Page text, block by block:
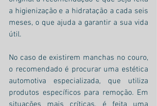
a higienização e a hidratação a cada seis
meses, o que ajuda a garantir a sua vida
útil.
No caso de existirem manchas no couro,
o recomendado é procurar uma estética
automotiva especializada, que utiliza
produtos específicos para remoção. Em